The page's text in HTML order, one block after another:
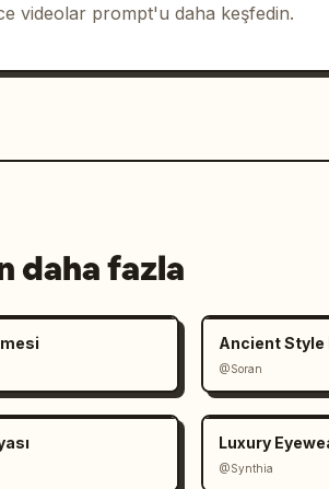
videolar prompt'u daha keşfedin.
daha fazla
Ancient Style
@Soran
Luxury
@Synthia